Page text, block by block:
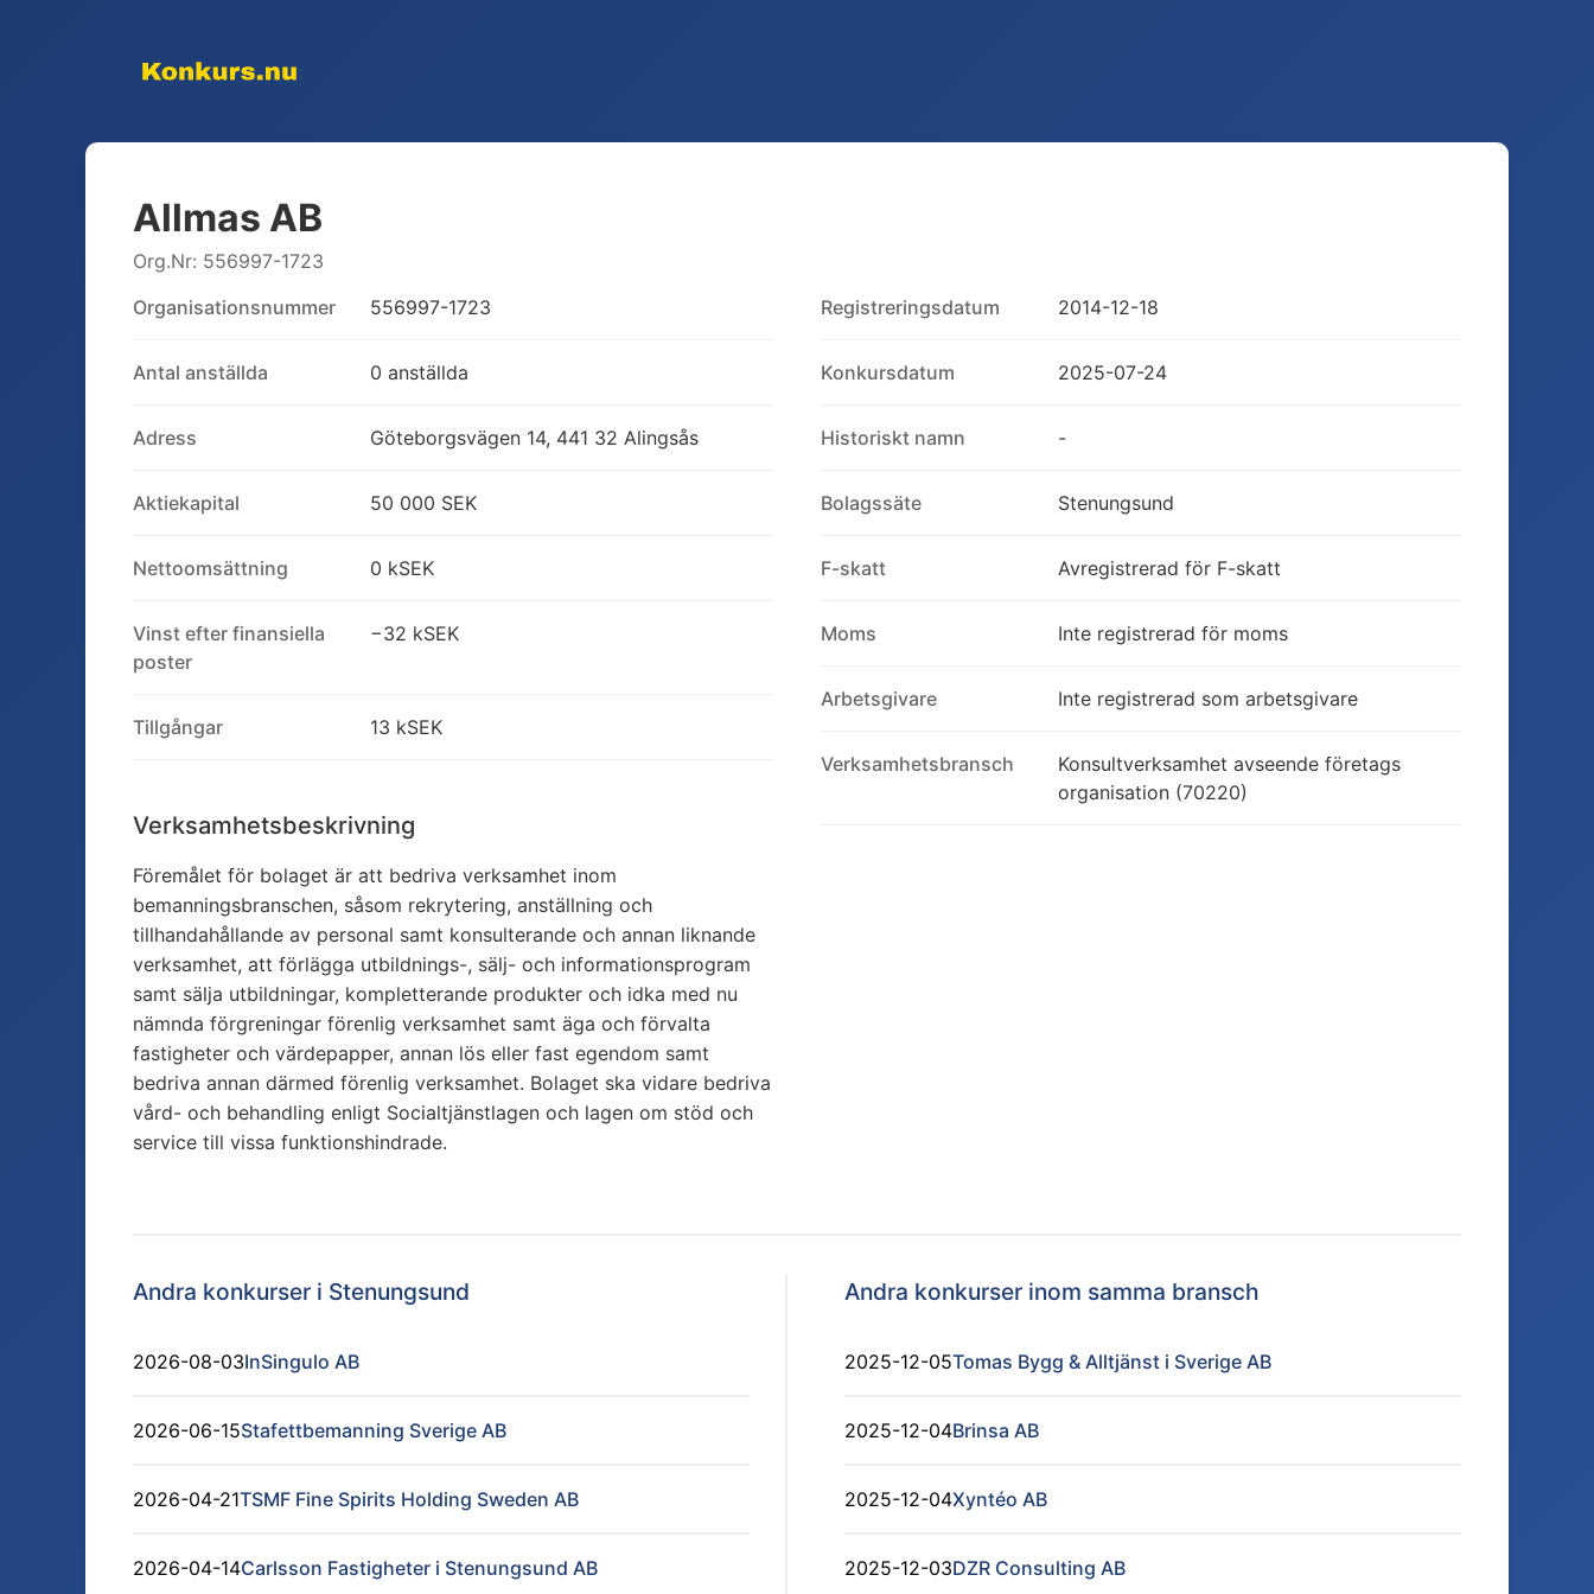
Allmas AB
Org.Nr: 556997-1723
Organisationsnummer
556997-1723
Antal anställda 0 anställda
Adress Göteborgsvägen 14, 441 32 Alingsås
Aktiekapital 50 000 SEK
Nettoomsättning 0 kSEK
Vinst efter finansiella
poster
−32 kSEK
Tillgångar 13 kSEK
Verksamhetsbeskrivning
Föremålet för bolaget är att bedriva verksamhet inom
bemanningsbranschen, såsom rekrytering, anställning och
tillhandahållande av personal samt konsulterande och annan liknande
verksamhet, att förlägga utbildnings-, sälj- och informationsprogram
samt sälja utbildningar, kompletterande produkter och idka med nu
nämnda förgreningar förenlig verksamhet samt äga och förvalta
fastigheter och värdepapper, annan lös eller fast egendom samt
bedriva annan därmed förenlig verksamhet. Bolaget ska vidare bedriva
vård- och behandling enligt Socialtjänstlagen och lagen om stöd och
service till vissa funktionshindrade.
Registreringsdatum 2014-12-18
Konkursdatum 2025-07-24
Historiskt namn -
Bolagssäte Stenungsund
F-skatt Avregistrerad för F-skatt
Moms Inte registrerad för moms
Arbetsgivare Inte registrerad som arbetsgivare
Verksamhetsbransch
Konsultverksamhet avseende företags
organisation (70220)
Andra konkurser i Stenungsund
2026-08-03InSingulo AB
2026-06-15Stafettbemanning Sverige AB
2026-04-21TSMF Fine Spirits Holding Sweden AB
2026-04-14Carlsson Fastigheter i Stenungsund AB
Andra konkurser inom samma bransch
2025-12-05Tomas Bygg & Alltjänst i Sverige AB
2025-12-04Brinsa AB
2025-12-04Xyntéo AB
2025-12-03DZR Consulting AB